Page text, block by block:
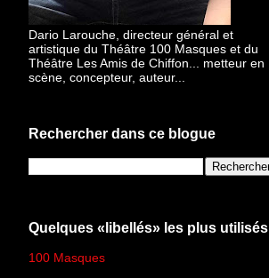
Dario Larouche, directeur général et
artistique du Théâtre 100 Masques et du
Théâtre Les Amis de Chiffon... metteur en
scène, concepteur, auteur...
Rechercher dans ce blogue
Quelques «libellés» les plus utilisés
100 Masques